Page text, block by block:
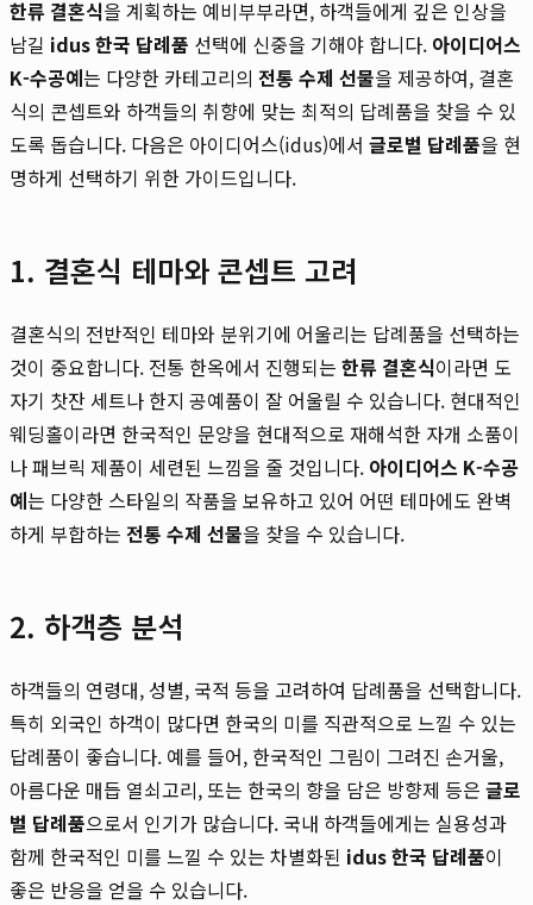
한류 결혼식을 계획하는 예비부부라면, 하객들에게 깊은 인상을
남길 idus 한국 답례품 선택에 신중을 기해야 합니다. 아이디어스
K-수공예는 다양한 카테고리의 전통 수제 선물을 제공하여, 결혼
식의 콘셉트와 하객들의 취향에 맞는 최적의 답례품을 찾을 수 있
도록 돕습니다. 다음은 아이디어스(idus)에서 글로벌 답례품을 현
명하게 선택하기 위한 가이드입니다.
1. 결혼식 테마와 콘셉트 고려
결혼식의 전반적인 테마와 분위기에 어울리는 답례품을 선택하는
것이 중요합니다. 전통 한옥에서 진행되는 한류 결혼식이라면 도
자기 찻잔 세트나 한지 공예품이 잘 어울릴 수 있습니다. 현대적인
웨딩홀이라면 한국적인 문양을 현대적으로 재해석한 자개 소품이
나 패브릭 제품이 세련된 느낌을 줄 것입니다. 아이디어스 K-수공
예는 다양한 스타일의 작품을 보유하고 있어 어떤 테마에도 완벽
하게 부합하는 전통 수제 선물을 찾을 수 있습니다.
2. 하객층 분석
하객들의 연령대, 성별, 국적 등을 고려하여 답례품을 선택합니다.
특히 외국인 하객이 많다면 한국의 미를 직관적으로 느낄 수 있는
답례품이 좋습니다. 예를 들어, 한국적인 그림이 그려진 손거울,
아름다운 매듭 열쇠고리, 또는 한국의 향을 담은 방향제 등은 글로
벌 답례품으로서 인기가 많습니다. 국내 하객들에게는 실용성과
함께 한국적인 미를 느낄 수 있는 차별화된 idus 한국 답례품이
좋은 반응을 얻을 수 있습니다.